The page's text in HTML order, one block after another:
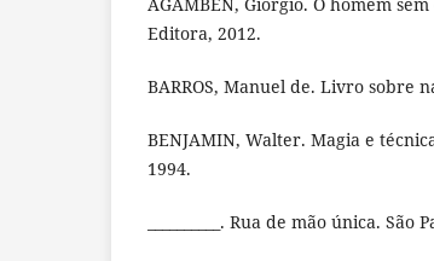
Editora, 2012.
BARROS, Manuel de. Livro sobre
BENJAMIN, Walter. Magia e
1994.
__________. Rua de mão única.